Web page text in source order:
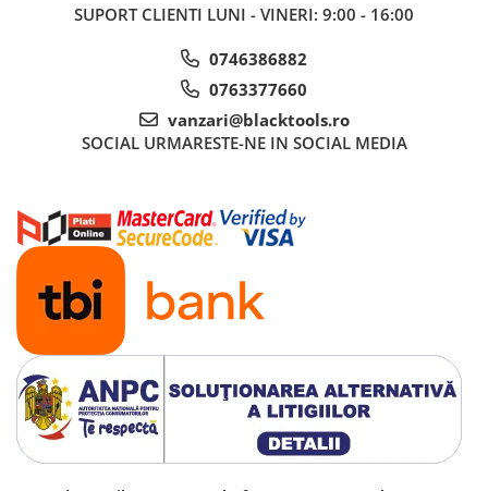
SUPORT CLIENTI LUNI - VINERI: 9:00 - 16:00
0746386882
0763377660
vanzari@blacktools.ro
SOCIAL URMARESTE-NE IN SOCIAL MEDIA